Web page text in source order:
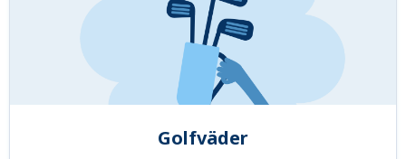
Golfväder